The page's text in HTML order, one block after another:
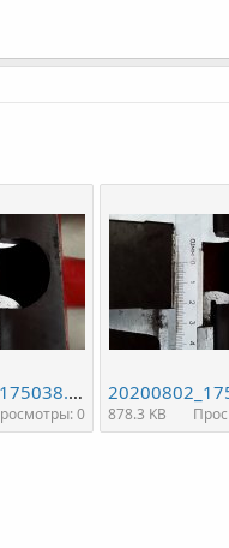
20200802_175038.jpg
0 878.3 KB